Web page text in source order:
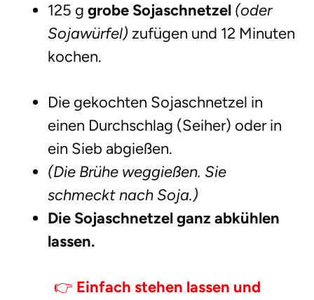
125 g grobe Sojaschnetzel (oder
Sojawürfel) zufügen und 12 Minuten
kochen.
Die gekochten Sojaschnetzel in
einen Durchschlag (Seiher) oder in
ein Sieb abgießen.
(Die Brühe weggießen. Sie
schmeckt nach Soja.)
Die Sojaschnetzel ganz abkühlen
lassen.
👉 Einfach stehen lassen und